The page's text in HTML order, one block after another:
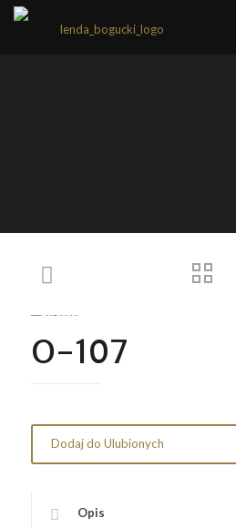
O-107
Dodaj do Ulubionych
Opis